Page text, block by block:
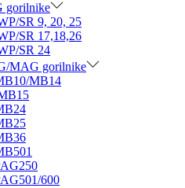
gorilnike
SR 9, 20, 25
SR 17,18,26
SR 24
MAG gorilnike
MB14
600